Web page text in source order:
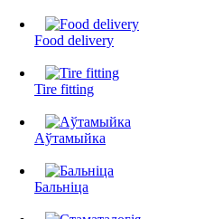
Food delivery
Tire fitting
Аўтамыйка
Бальніца